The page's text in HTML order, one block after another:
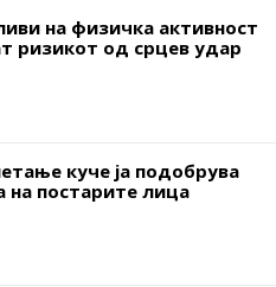
на физичка активност
ризикот од срцев удар
куче ја подобрува
на постарите лица